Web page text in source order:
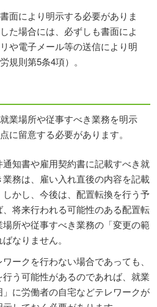
面により明示する必要がありま
た場合には、必ずしも書面によ
や電子メール等の送信により明
規則第5条4項）。
業場所や従事すべき業務を明示
に留意する必要があります。
知書や雇用契約書に記載すべき就
務は、雇い入れ直後の内容を記載
かし、今後は、配置転換を行う予
将来行われる可能性のある配置転
所や従事すべき業務の「変更の範
なりません。
ークを行わない場合であっても、
う可能性があるのであれば、就業
に労働者の自宅などテレワークが